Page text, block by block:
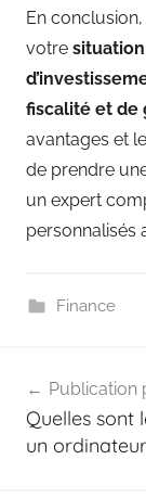
En
votre
fiscalité et de
avantages et
de prendre
un expert
personnalisés
Finance
de
l’article
Publication
Quelles sont
un